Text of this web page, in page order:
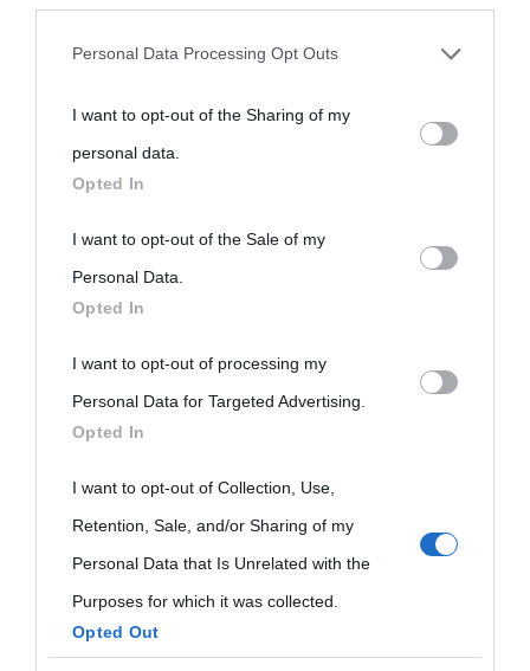
third parties prior to your opt-out.
personal information by third parties on the IAB’s list of
downstream participants.
This information may also be disclosed by us to third parties
on the IAB’s List of Downstream Participants that may further
disclose it to other third parties.
Please note that this website/app uses one or more Google
services and may gather and store information including but
not limited to your visit or usage behaviour. You may click to
grant or deny consent to Google and its third-party tags to
use your data for below specified purposes in below Google
consent section.
Personal Data Processing Opt Outs
I want to opt-out of the Sharing of my
personal data.
Opted In
I want to opt-out of the Sale of my
Personal Data.
Opted In
I want to opt-out of processing my
Personal Data for Targeted Advertising.
Opted In
I want to opt-out of Collection, Use,
Retention, Sale, and/or Sharing of my
Personal Data that Is Unrelated with the
Purposes for which it was collected.
Opted Out